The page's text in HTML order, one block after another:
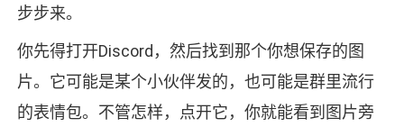
步步来。
你先得打开Discord，然后找到那个你想保存的图
片。它可能是某个小伙伴发的，也可能是群里流行
的表情包。不管怎样，点开它，你就能看到图片旁